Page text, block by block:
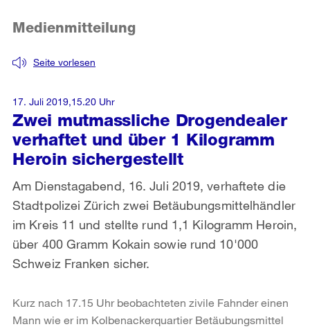
Zwei mutmassliche Drogendealer
verhaftet und über 1 Kilogramm
Heroin sichergestellt
Seite vorlesen
Medienmitteilung
Am Dienstagabend, 16. Juli 2019, verhaftete die
Stadtpolizei Zürich zwei Betäubungsmittelhändler
im Kreis 11 und stellte rund 1,1 Kilogramm Heroin,
über 400 Gramm Kokain sowie rund 10'000
Schweiz Franken sicher.
17. Juli 2019,15.20 Uhr
Kurz nach 17.15 Uhr beobachteten zivile Fahnder einen
Mann wie er im Kolbenackerquartier Betäubungsmittel